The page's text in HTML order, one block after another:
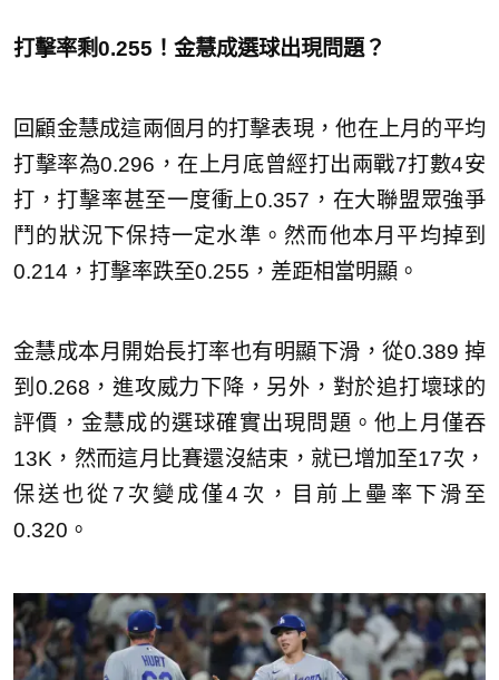
打擊率剩0.255！金慧成選球出現問題？
回顧金慧成這兩個月的打擊表現，他在上月的平均
打擊率為0.296，在上月底曾經打出兩戰7打數4安
打，打擊率甚至一度衝上0.357，在大聯盟眾強爭
鬥的狀況下保持一定水準。然而他本月平均掉到
0.214，打擊率跌至0.255，差距相當明顯。
金慧成本月開始長打率也有明顯下滑，從0.389 掉
到0.268，進攻威力下降，另外，對於追打壞球的
評價，金慧成的選球確實出現問題。他上月僅吞
13K，然而這月比賽還沒結束，就已增加至17次，
保送也從7次變成僅4次，目前上壘率下滑至
0.320。